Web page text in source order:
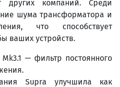
других компаний. Среди
шума трансформатора и
что способствует
ваших устройств.
— фильтр постоянного
Supra улучшила как